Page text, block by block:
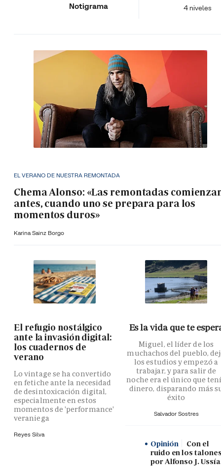
Notigrama 4 niveles
EL VERANO DE NUESTRA REMONTADA
Chema Alonso: «Las remontadas
antes, cuando uno se prepara para los
momentos duros»
Karina Sainz Borgo
El refugio nostálgico
ante la invasión digital:
los cuadernos de
verano
Lo vintage se ha convertido
en fetiche ante la necesidad
de desintoxicación digital,
especialmente en estos
momentos de 'performance'
veraniega
Reyes Silva
Es la vida que te
Miguel, el líder de los
muchachos del pueblo,
los estudios y empezó a
trabajar, y para salir de
noche era el único que
dinero, disparando más
éxito
Salvador Sostres
Opinión
Con el
ruido en los
por Alfonso J. Ussía